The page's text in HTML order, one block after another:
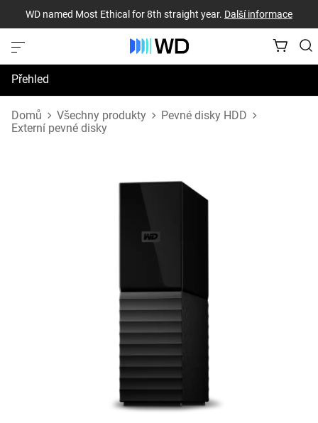
WD named Most Ethical for 8th straight year. Další informace
Přehled
Technické údaje
Domů Všechny produkty
Pevné disky HDD
Externí pevné disky